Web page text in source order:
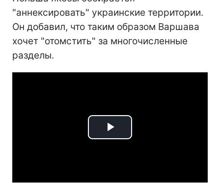
"аннексировать" украинские территории.
Он добавил, что таким образом Варшава
хочет "отомстить" за многочисленные
разделы.
Play